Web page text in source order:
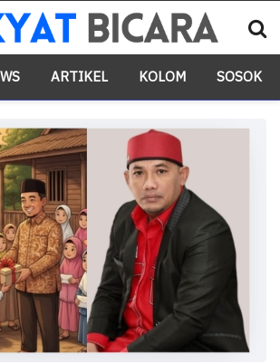
ARTIKEL KOLOM SOSOK